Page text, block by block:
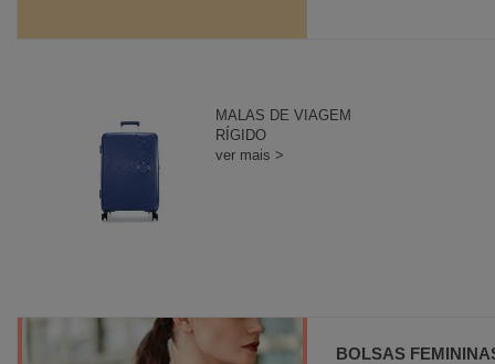
MALAS DE VIAGEM
RÍGIDO
ver mais >
BOLSAS